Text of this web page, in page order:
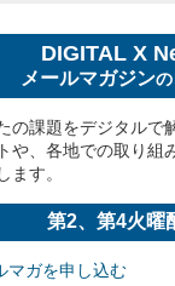
DIGITAL X
メールマガジンの
の課題をデジタルで
や、各地での取り組
ます。
第2、第4火曜
マガを申し込む